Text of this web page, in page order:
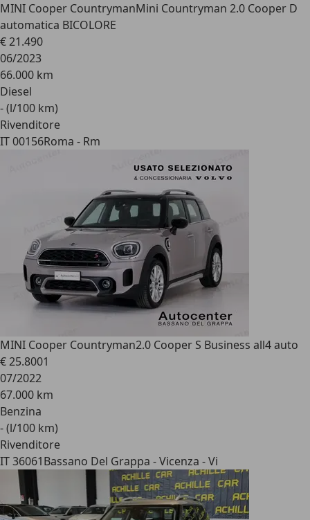
MINI Cooper CountrymanMini Countryman 2.0 Cooper D
automatica BICOLORE
€ 21.490
06/2023
66.000 km
Diesel
- (l/100 km)
Rivenditore
IT 00156Roma - Rm
MINI Cooper Countryman2.0 Cooper S Business all4 auto
€ 25.8001
07/2022
67.000 km
Benzina
- (l/100 km)
Rivenditore
IT 36061Bassano Del Grappa - Vicenza - Vi